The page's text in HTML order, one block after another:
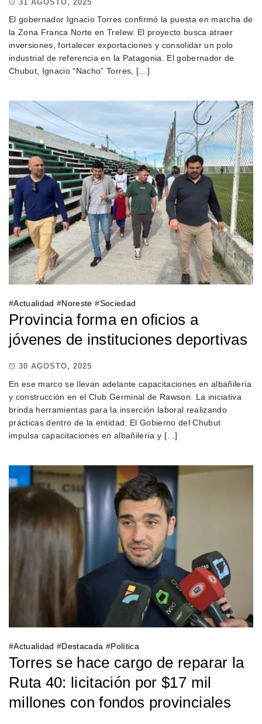
31 AGOSTO, 2025
El gobernador Ignacio Torres confirmó la puesta en marcha de
la Zona Franca Norte en Trelew. El proyecto busca atraer
inversiones, fortalecer exportaciones y consolidar un polo
industrial de referencia en la Patagonia. El gobernador de
Chubut, Ignacio “Nacho” Torres, […]
#Actualidad #Noreste #Sociedad
Provincia forma en oficios a
jóvenes de instituciones deportivas
30 AGOSTO, 2025
En ese marco se llevan adelante capacitaciones en albañilería
y construcción en el Club Germinal de Rawson. La iniciativa
brinda herramientas para la inserción laboral realizando
prácticas dentro de la entidad. El Gobierno del Chubut
impulsa capacitaciones en albañilería y […]
#Actualidad #Destacada #Política
Torres se hace cargo de reparar la
Ruta 40: licitación por $17 mil
millones con fondos provinciales